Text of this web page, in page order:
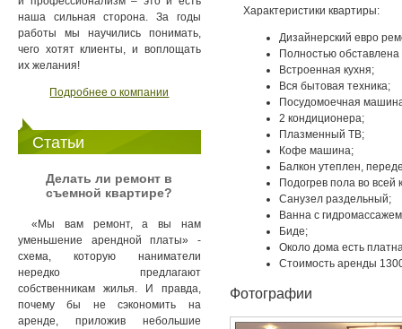
наша сильная сторона. За годы
работы мы научились понимать,
чего хотят клиенты, и воплощать
их желания!
Подробнее о компании
Статьи
Делать ли ремонт в
съемной квартире?
«Мы вам ремонт, а вы нам
уменьшение арендной платы» -
схема, которую наниматели
нередко предлагают
собственникам жилья. И правда,
почему бы не сэкономить на
аренде, приложив небольшие
Характеристики квартиры:
Дизайнерский евро
Полностью
Встроенная кухня;
Вся бытовая техника;
Посудомоечная
2 кондиционера;
Плазменный ТВ;
Кофе машина;
Балкон утеплен,
Подогрев пола во всей
Санузел раздельный;
Ванна с
Биде;
Около дома есть
Стоимость аренды
Фотографии